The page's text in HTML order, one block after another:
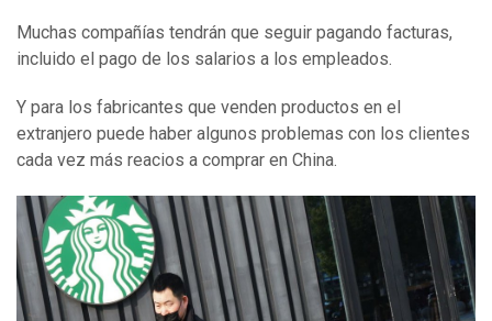
Muchas compañías tendrán que seguir pagando facturas,
incluido el pago de los salarios a los empleados.
Y para los fabricantes que venden productos en el
extranjero puede haber algunos problemas con los clientes
cada vez más reacios a comprar en China.